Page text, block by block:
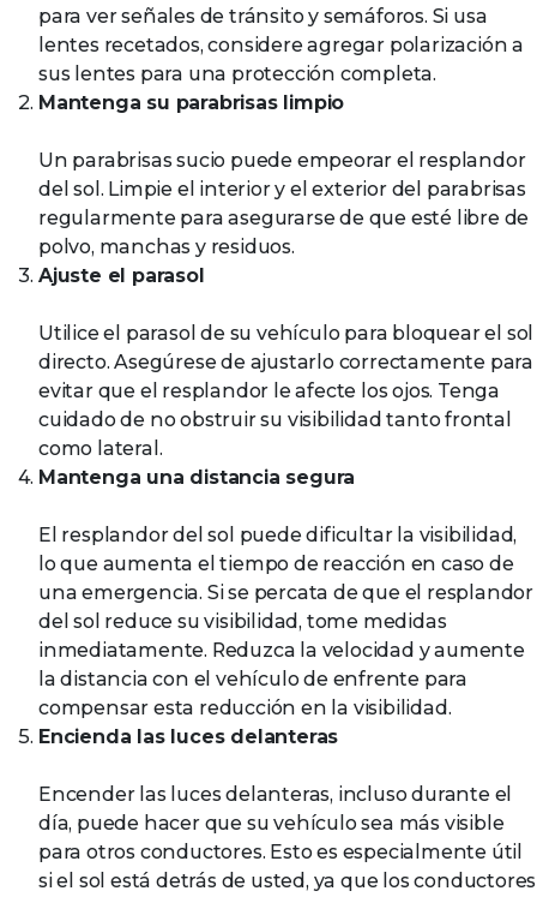
para ver señales de tránsito y semáforos. Si usa
lentes recetados, considere agregar polarización a
sus lentes para una protección completa.
Mantenga su parabrisas limpio
Un parabrisas sucio puede empeorar el resplandor
del sol. Limpie el interior y el exterior del parabrisas
regularmente para asegurarse de que esté libre de
polvo, manchas y residuos.
Ajuste el parasol
Utilice el parasol de su vehículo para bloquear el sol
directo. Asegúrese de ajustarlo correctamente para
evitar que el resplandor le afecte los ojos. Tenga
cuidado de no obstruir su visibilidad tanto frontal
como lateral.
Mantenga una distancia segura
El resplandor del sol puede dificultar la visibilidad,
lo que aumenta el tiempo de reacción en caso de
una emergencia. Si se percata de que el resplandor
del sol reduce su visibilidad, tome medidas
inmediatamente. Reduzca la velocidad y aumente
la distancia con el vehículo de enfrente para
compensar esta reducción en la visibilidad.
Encienda las luces delanteras
Encender las luces delanteras, incluso durante el
día, puede hacer que su vehículo sea más visible
para otros conductores. Esto es especialmente útil
si el sol está detrás de usted, ya que los conductores